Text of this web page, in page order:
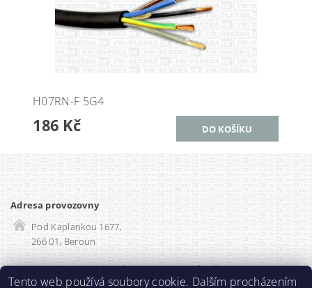
H07RN-F 5G4
186 Kč
Adresa provozovny
Pod Kaplankou 1677,
266 01, Beroun
Rozvadec-shop.cz | SEO optimalizace
Tento web používá soubory cookie. Dalším procházením